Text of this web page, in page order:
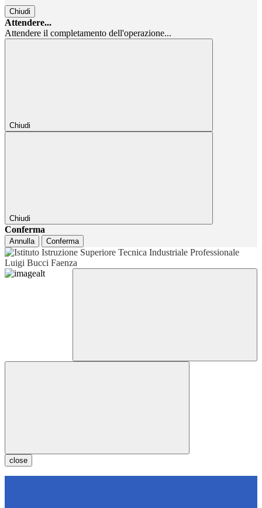
Chiudi
Attendere...
Attendere il completamento dell'operazione...
Chiudi
Chiudi
Conferma
Annulla Conferma
close